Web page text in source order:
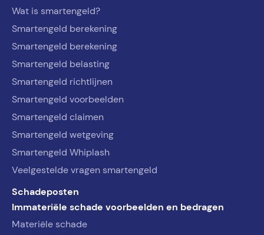
Wat is smartengeld?
Smartengeld berekening
Smartengeld berekening
Smartengeld belasting
Smartengeld richtlijnen
Smartengeld voorbeelden
Smartengeld claimen
Smartengeld wetgeving
Smartengeld Whiplash
Veelgestelde vragen smartengeld
Schadeposten
Immateriële schade voorbeelden en bedragen
Materiële schade